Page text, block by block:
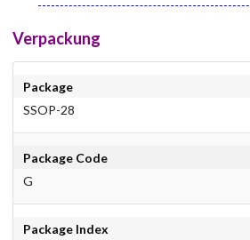
Verpackung
Package
SSOP-28
Package Code
G
Package Index